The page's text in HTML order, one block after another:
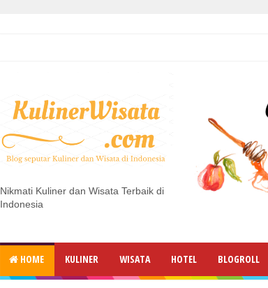
Nikmati Kuliner dan Wisata Terbaik di
Indonesia
HOME KULINER WISATA HOTEL BLOGROLL